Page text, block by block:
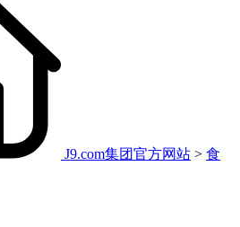
J9.com集团官方网站 > 食